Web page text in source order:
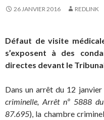
26 JANVIER 2016 REDLINK
Défaut de visite
s’exposent à des
directes devant le
Dans un arrêt du 12
criminelle, Arrêt nº 5888
87.695), la chambre